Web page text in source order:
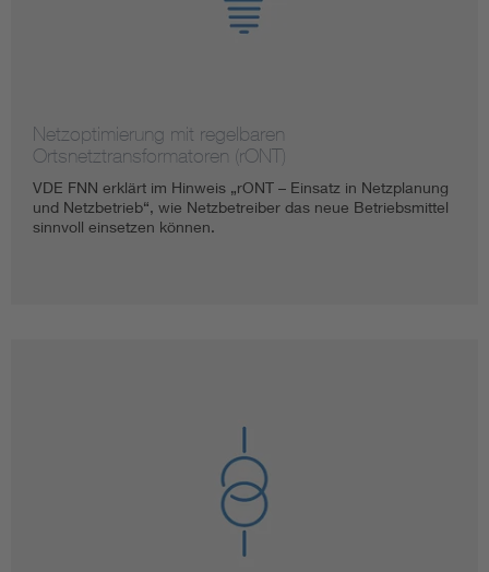
Netzoptimierung mit regelbaren
Ortsnetztransformatoren (rONT)
VDE FNN erklärt im Hinweis „rONT – Einsatz in Netzplanung
und Netzbetrieb“, wie Netzbetreiber das neue Betriebsmittel
sinnvoll einsetzen können.